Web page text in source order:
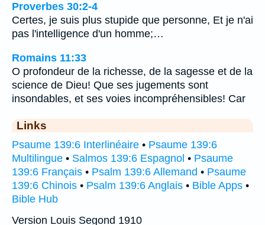
Proverbes 30:2-4
Certes, je suis plus stupide que personne, Et je n'ai
pas l'intelligence d'un homme;…
Romains 11:33
O profondeur de la richesse, de la sagesse et de la
science de Dieu! Que ses jugements sont
insondables, et ses voies incompréhensibles! Car
Links
Psaume 139:6 Interlinéaire • Psaume 139:6
Multilingue • Salmos 139:6 Espagnol • Psaume
139:6 Français • Psalm 139:6 Allemand • Psaume
139:6 Chinois • Psalm 139:6 Anglais • Bible Apps •
Bible Hub
Version Louis Segond 1910